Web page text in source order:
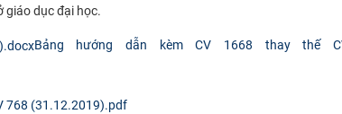
giáo dục đại học.​
Bảng hướng dẫn kèm CV 1668 thay thế
768 (31.12.2019).pdf